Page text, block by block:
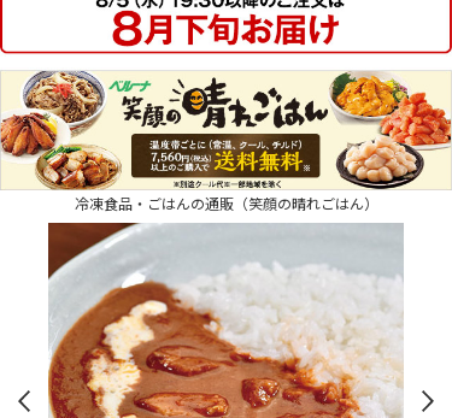
冷凍食品・ごはんの通販（笑顔の晴れごはん）